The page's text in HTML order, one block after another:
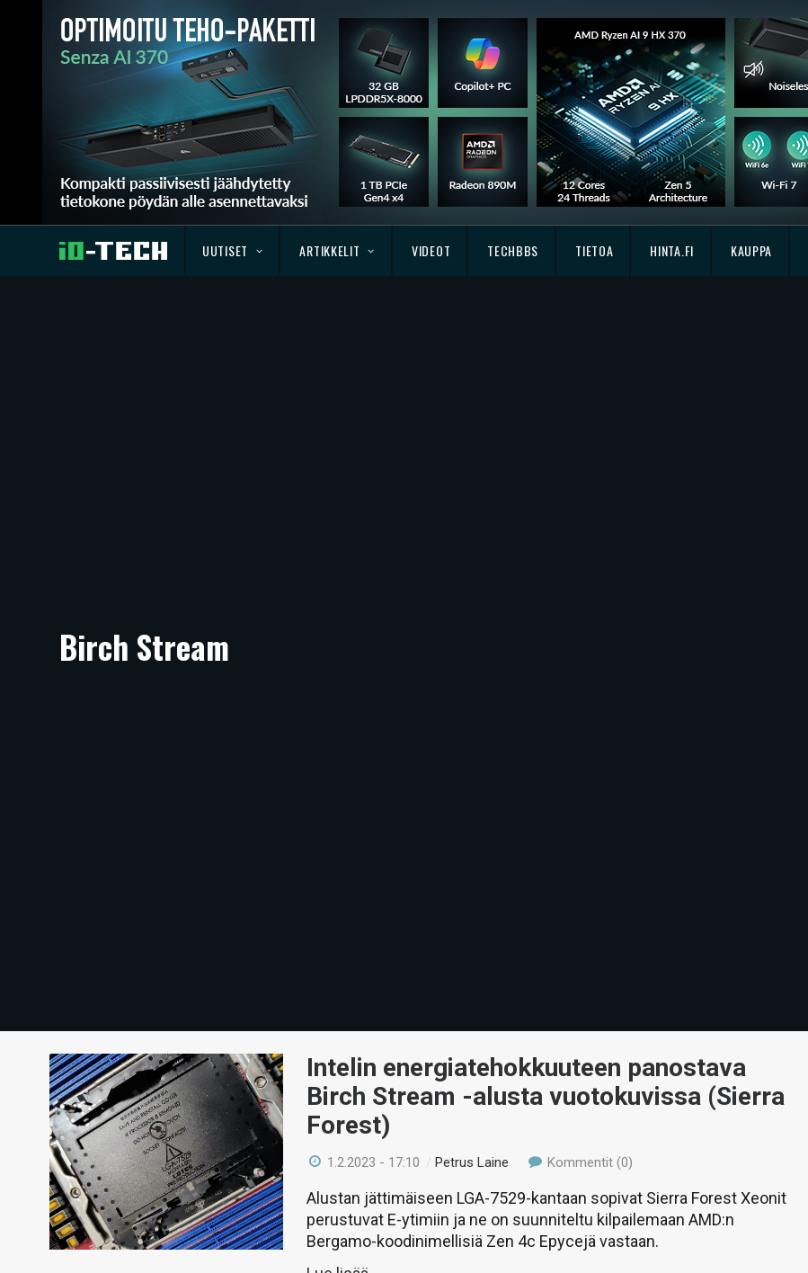
UUTISET ARTIKKELIT VIDEOT TECHBBS TIETOA HINTA.FI KAUPPA
Birch Stream
Intelin energiatehokkuuteen panostava
Birch Stream -alusta vuotokuvissa (Sierra
Forest)
1.2.2023 - 17:10 /Petrus Laine Kommentit (0)
Alustan jättimäiseen LGA-7529-kantaan sopivat Sierra Forest Xeonit
perustuvat E-ytimiin ja ne on suunniteltu kilpailemaan AMD:n
Bergamo-koodinimellisiä Zen 4c Epycejä vastaan.